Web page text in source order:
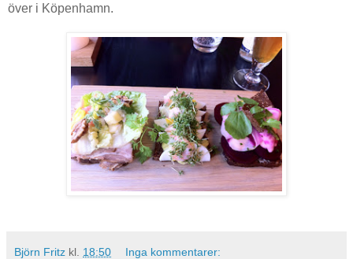
över i Köpenhamn.
Björn Fritz kl. 18:50 Inga kommentarer: